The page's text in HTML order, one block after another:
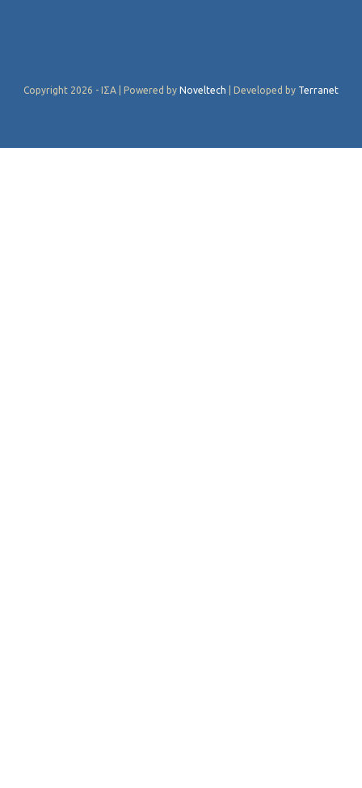
Copyright 2026 - ΙΣΑ | Powered by Noveltech | Developed by Terranet